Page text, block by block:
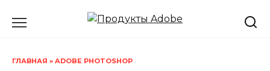
ГЛАВНАЯ » ADOBE PHOTOSHOP